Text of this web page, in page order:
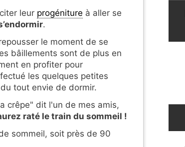
leur progéniture à aller se
.
le moment de se
bâillements sont de plus en
en profiter pour
les quelques petites
tout envie de dormir.
crêpe" dit l'un de mes amis,
raté le train du sommeil !
sommeil, soit près de 90